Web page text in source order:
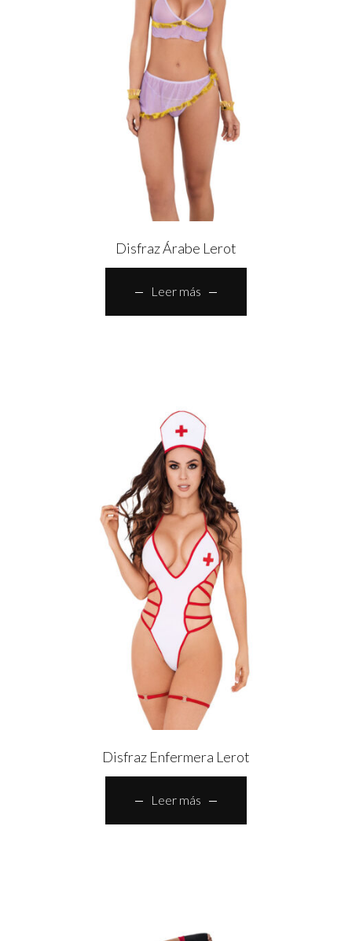
Disfraz Árabe Lerot
Leer más
Disfraz Enfermera Lerot
Leer más